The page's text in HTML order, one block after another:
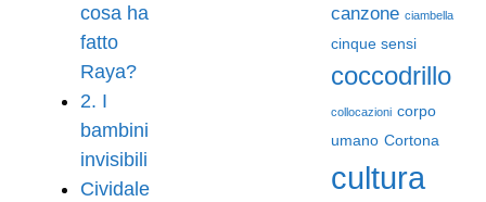
cosa ha
fatto
Raya?
2. I
bambini
invisibili
Cividale
canzone ciambella
cinque sensi
coccodrillo
collocazioni corpo
umano Cortona
cultura